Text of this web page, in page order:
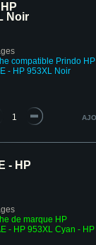
Noir
compatible Prindo HP
- HP 953XL Noir
- HP
de marque HP
- HP 953XL Cyan - HP